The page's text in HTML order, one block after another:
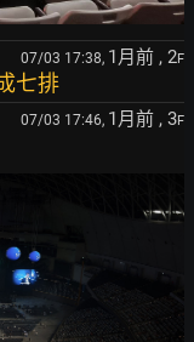
07/03 17:38, 1月前 , 2F
七排
07/03 17:46, 1月前 , 3F